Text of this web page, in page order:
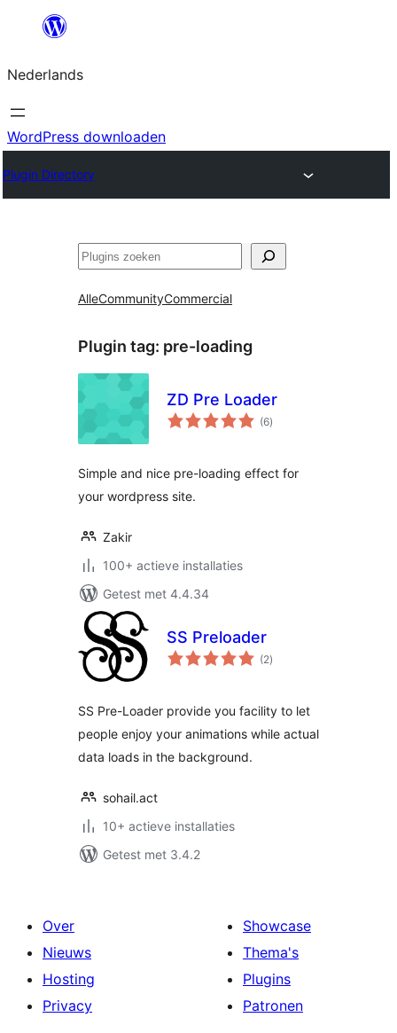
de
inhoud
Nederlands
WordPress downloaden
Plugin Directory
Zoeken
AlleCommunityCommercial
Plugin tag: pre-loading
ZD Pre Loader
(6totaal
waarderingen
)
Simple and nice pre-loading effect for
your wordpress site.
Zakir
100+ actieve installaties
Getest met 4.4.34
SS Preloader
(2totaal
waarderingen
)
SS Pre-Loader provide you facility to let
people enjoy your animations while actual
data loads in the background.
sohail.act
10+ actieve installaties
Getest met 3.4.2
Over
Nieuws
Hosting
Privacy
Showcase
Thema's
Plugins
Patronen